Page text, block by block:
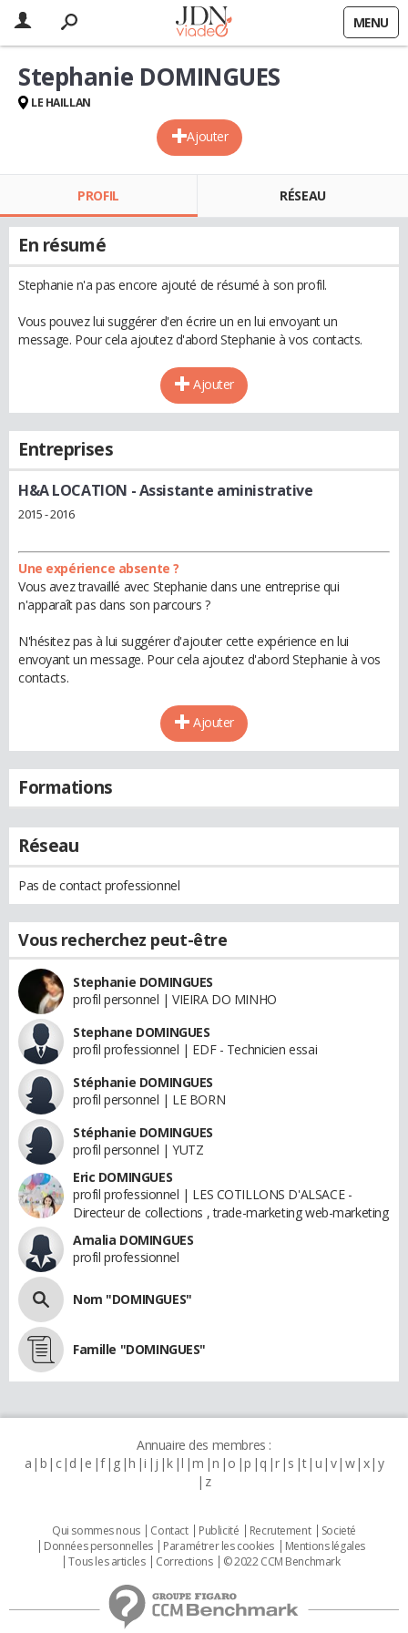
MENU
Ajouter
Stephanie DOMINGUES
LE HAILLAN
PROFIL RÉSEAU
En résumé
Stephanie n'a pas encore ajouté de résumé à son profil.
Vous pouvez lui suggérer d'en écrire un en lui envoyant un
message. Pour cela ajoutez d'abord Stephanie à vos contacts.
Ajouter
Entreprises
H&A LOCATION - Assistante aministrative
2015 - 2016
Une expérience absente ?
Vous avez travaillé avec Stephanie dans une entreprise qui
n'apparaît pas dans son parcours ?
N'hésitez pas à lui suggérer d'ajouter cette expérience en lui
envoyant un message. Pour cela ajoutez d'abord Stephanie à vos
contacts.
Ajouter
Formations
Réseau
Pas de contact professionnel
Vous recherchez peut-être
Stephanie DOMINGUES
profil personnel | VIEIRA DO MINHO
Stephane DOMINGUES
profil professionnel | EDF - Technicien essai
Stéphanie DOMINGUES
profil personnel | LE BORN
Stéphanie DOMINGUES
profil personnel | YUTZ
Eric DOMINGUES
profil professionnel | LES COTILLONS D'ALSACE -
Directeur de collections , trade-marketing web-marketing
Amalia DOMINGUES
profil professionnel
Nom "DOMINGUES"
Famille "DOMINGUES"
Annuaire des membres :
a b c d e f g h i j k l m n o p q r s t u v w x y
z
Qui sommes nous Contact Publicité Recrutement
Societé
Données personnelles
Paramétrer les cookies
Mentions légales
Tous les articles
Corrections © 2022 CCM Benchmark